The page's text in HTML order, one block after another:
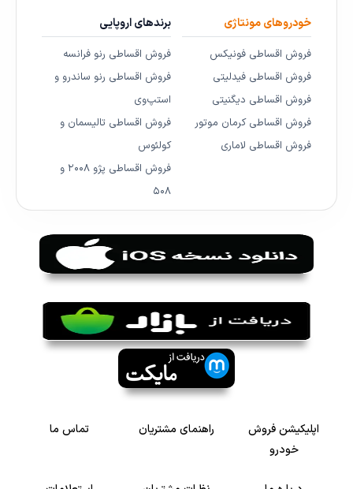
خودروهای مونتاژی
فروش اقساطی فونیکس
فروش اقساطی فیدلیتی
فروش اقساطی دیگنیتی
فروش اقساطی کرمان موتور
فروش اقساطی لاماری
برندهای اروپایی
فروش اقساطی رنو فرانسه
فروش اقساطی رنو ساندرو و
استپ‌وی
فروش اقساطی تالیسمان و
کولئوس
فروش اقساطی پژو ۲۰۰۸ و
۵۰۸
اپلیکیشن فروش
خودرو
راهنمای مشتریان تماس ما